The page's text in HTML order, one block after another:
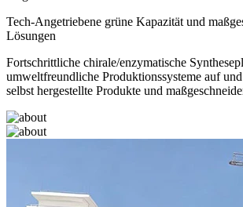
Tech-Angetriebene grüne Kapazität und
Lösungen
Fortschrittliche chirale/enzymatische
umweltfreundliche Produktionssysteme auf
selbst hergestellte Produkte und